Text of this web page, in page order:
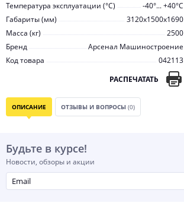
Температура эксплуатации (°С)
-40°... +40°С
Габариты (мм)
3120x1500x1690
Масса (кг)
2500
Бренд
Арсенал Машиностроение
Код товара
042113
РАСПЕЧАТАТЬ
ОПИСАНИЕ ОТЗЫВЫ И ВОПРОСЫ (0)
Будьте в курсе!
Новости, обзоры и акции